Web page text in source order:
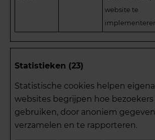
website te
Statistieken (23)
Statistische cookies helpen
websites begrijpen hoe
gebruiken, door anoniem
verzamelen en te rapporteren.